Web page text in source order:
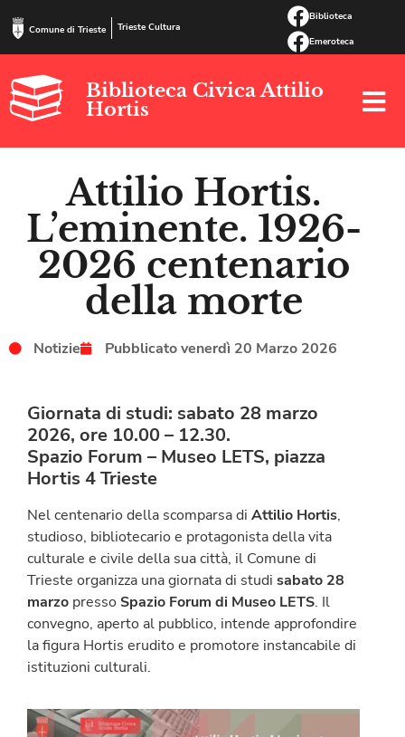
Comune di Trieste Trieste Cultura
Biblioteca
Emeroteca
Biblioteca Civica Attilio
Hortis
Attilio Hortis.
L’eminente. 1926-
2026 centenario
della morte
Notizie Pubblicatovenerdì 20 Marzo 2026
Giornata di studi: sabato 28 marzo
2026, ore 10.00 – 12.30.
Spazio Forum – Museo LETS, piazza
Hortis 4 Trieste
Nel centenario della scomparsa di Attilio Hortis,
studioso, bibliotecario e protagonista della vita
culturale e civile della sua città, il Comune di
Trieste organizza una giornata di studi sabato 28
marzo presso Spazio Forum di Museo LETS. Il
convegno, aperto al pubblico, intende approfondire
la figura Hortis erudito e promotore instancabile di
istituzioni culturali.